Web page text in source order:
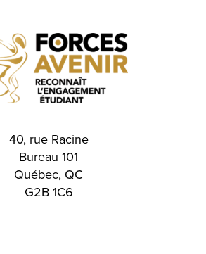
40, rue Racine
Bureau 101
Québec, QC
G2B 1C6